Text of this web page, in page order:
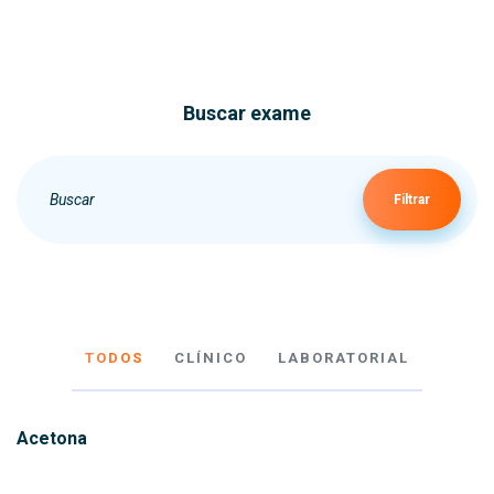
Buscar exame
Filtrar
TODOS CLÍNICO LABORATORIAL
Acetona